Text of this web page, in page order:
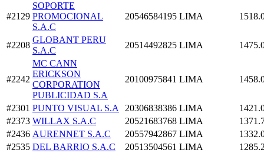
#2129
SOPORTE
PROMOCIONAL
S.A.C
20546584195 LIMA
#2208
GLOBANT PERU
S.A.C
20514492825 LIMA
#2242
MC CANN
ERICKSON
CORPORATION
PUBLICIDAD S.A
20100975841 LIMA
#2301 PUNTO VISUAL S.A 20306838386 LIMA
#2373 WILLAX S.A.C 20521683768 LIMA
#2436 AURENNET S.A.C 20557942867 LIMA
#2535 DEL BARRIO S.A.C 20513504561 LIMA